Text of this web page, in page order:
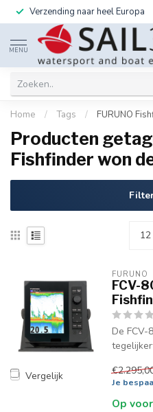
Verzending naar heel Europa
MENU
Home / Tags / FURUNO
Producten
Fishfinder won
Vergelijk
FURUNO
FCV-
De FCV-
Je
Op